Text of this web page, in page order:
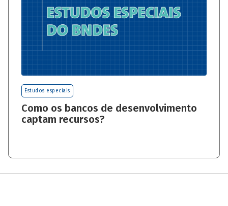
Estudos especiais
Como os bancos de desenvolvimento
captam recursos?